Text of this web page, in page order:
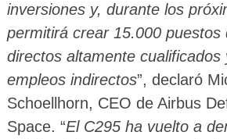
inversiones y, durante los
permitirá crear 15.000 puestos
directos altamente cualificados
empleos indirectos”, declaró
Schoellhorn, CEO de Airbus
Space. “El C295 ha vuelto a